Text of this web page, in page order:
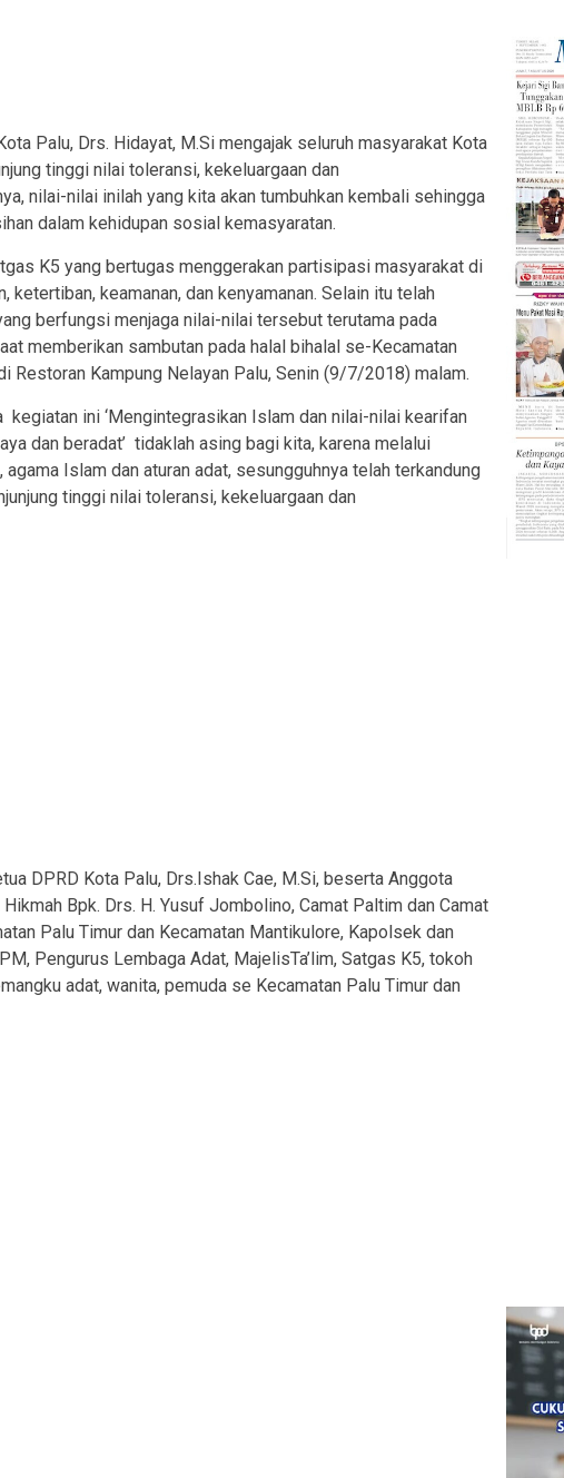
Palu, Drs. Hidayat, M.Si mengajak seluruh masyarakat Kota
tinggi nilai toleransi, kekeluargaan dan
nilai-nilai inilah yang kita akan tumbuhkan kembali sehingga
dalam kehidupan sosial kemasyaratan.
K5 yang bertugas menggerakan partisipasi masyarakat di
ketertiban, keamanan, dan kenyamanan. Selain itu telah
berfungsi menjaga nilai-nilai tersebut terutama pada
memberikan sambutan pada halal bihalal se-Kecamatan
Restoran Kampung Nelayan Palu, Senin (9/7/2018) malam.
kegiatan ini ‘Mengintegrasikan Islam dan nilai-nilai kearifan
dan beradat’ tidaklah asing bagi kita, karena melalui
Islam dan aturan adat, sesungguhnya telah terkandung
tinggi nilai toleransi, kekeluargaan dan
DPRD Kota Palu, Drs.Ishak Cae, M.Si, beserta Anggota
Bpk. Drs. H. Yusuf Jombolino, Camat Paltim dan Camat
Palu Timur dan Kecamatan Mantikulore, Kapolsek dan
Pengurus Lembaga Adat, MajelisTa’lim, Satgas K5, tokoh
adat, wanita, pemuda se Kecamatan Palu Timur dan